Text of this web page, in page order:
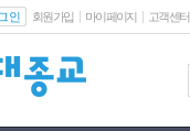
인 회원가입 마이페이지 고객센터